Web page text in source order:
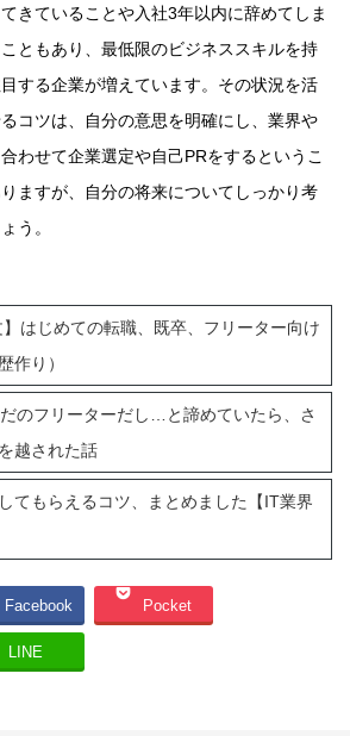
きていることや入社3年以内に辞めてしま
ともあり、最低限のビジネススキルを持
する企業が増えています。その状況を活
コツは、自分の意思を明確にし、業界や
わせて企業選定や自己PRをするというこ
ますが、自分の将来についてしっかり考
う。
】はじめての転職、既卒、フリーター向け
作り）
のフリーターだし…と諦めていたら、さ
越された話
てもらえるコツ、まとめました【IT業界
Facebook Pocket
LINE